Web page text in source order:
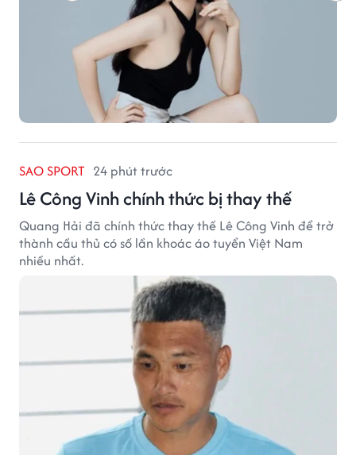
SAO SPORT 24 phút trước
Lê Công Vinh chính thức bị thay thế
Quang Hải đã chính thức thay thế Lê Công Vinh để trở
thành cầu thủ có số lần khoác áo tuyển Việt Nam
nhiều nhất.